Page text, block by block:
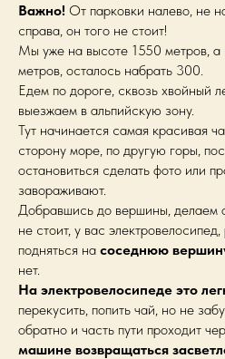
Важно! От парковки налево, не
справа, он того не стоит!
Мы уже на высоте 1550 метров,
метров, осталось набрать 300.
Едем по дороге, сквозь хвойный
выезжаем в альпийскую зону.
Тут начинается самая красивая
сторону море, по другую горы,
остановиться сделать фото или
завораживают.
Добравшись до вершины, делаем
не стоит, у вас
подняться на соседнюю
нет.
На электровелосипеде это
перекусить, попить чай, но не
обратно и часть пути проходит
машине возвращаться